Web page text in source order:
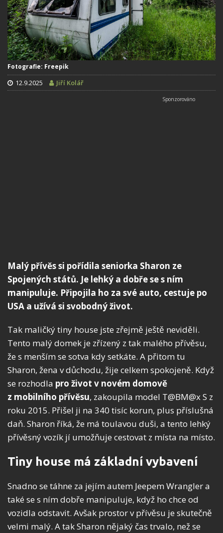
Fotografie: Freepik
12.9.2025 Jiří Kolář
Malý přívěs si pořídila seniorka Sharon ze
Spojených států. Je lehký a dobře se s ním
manipuluje. Připojila ho za své auto, cestuje po
USA a užívá si svobodný život.
Tak maličký tiny house jste zřejmě ještě neviděli.
Tento malý domek je zřízený z tak malého přívěsu,
že s menším se sotva kdy setkáte. A přitom tu
Sharon, žena v důchodu, žije celkem spokojeně. Když
se rozhodla pro život v novém domově
z mobilního přívěsu, zakoupila model T@BM@x S z
roku 2015. Přišel ji na 340 tisíc korun, plus příslušná
daň. Sharon říká, že má toulavou duši, a tento lehký
přívěsný vozík jí umožňuje cestovat z místa na místo.
Tiny house má základní vybavení
Snadno se táhne za jejím autem Jeepem Wrangler a
také se s ním dobře manipuluje, když ho chce od
vozidla odstavit. Avšak prostor v přívěsu je skutečně
velmi malý. A tak Sharon nějaký čas trvalo, než se